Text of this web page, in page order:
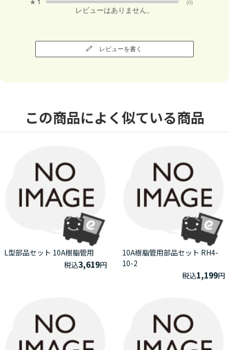
(0)
レビューはありません。
レビューを書く
この商品によく似ている商品
L型部品セット 10A樹脂管用
税込3,619円
10A樹脂管用部品セット RH4-
10-2
税込1,199円